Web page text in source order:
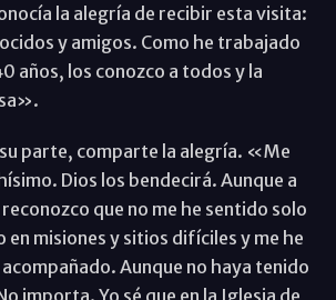
la alegría de recibir esta visita:
y amigos. Como he trabajado
años, los conozco a todos y la
parte, comparte la alegría. «Me
Dios los bendecirá. Aunque a
que no me he sentido solo
en misiones y sitios difíciles y me he
Aunque no haya tenido
importa. Yo sé que en la Iglesia de